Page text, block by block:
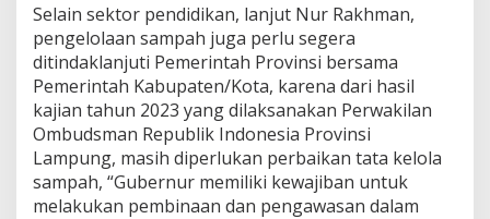
Selain sektor pendidikan, lanjut Nur Rakhman,
pengelolaan sampah juga perlu segera
ditindaklanjuti Pemerintah Provinsi bersama
Pemerintah Kabupaten/Kota, karena dari hasil
kajian tahun 2023 yang dilaksanakan Perwakilan
Ombudsman Republik Indonesia Provinsi
Lampung, masih diperlukan perbaikan tata kelola
sampah, “Gubernur memiliki kewajiban untuk
melakukan pembinaan dan pengawasan dalam